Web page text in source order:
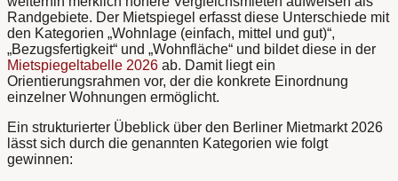
Randgebiete. Der Mietspiegel erfasst diese Unterschiede mit
den Kategorien „Wohnlage (einfach, mittel und gut)“,
„Bezugsfertigkeit“ und „Wohnfläche“ und bildet diese in der
Mietspiegeltabelle 2026 ab. Damit liegt ein
Orientierungsrahmen vor, der die konkrete Einordnung
einzelner Wohnungen ermöglicht.
Ein strukturierter Übeblick über den Berliner Mietmarkt 2026
lässt sich durch die genannten Kategorien wie folgt
gewinnen: